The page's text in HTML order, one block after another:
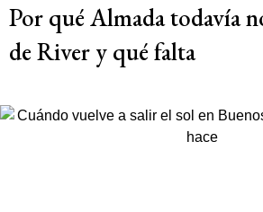
Por qué Almada todavía
de River y qué falta